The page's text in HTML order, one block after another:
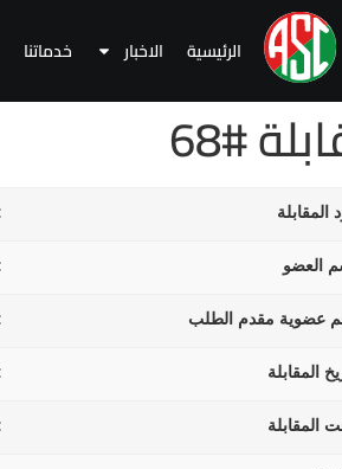
الرئيسية الاخبار خدماتنا
#68
المقابلة
العضو
عضوية مقدم الطلب
المقابلة
المقابلة